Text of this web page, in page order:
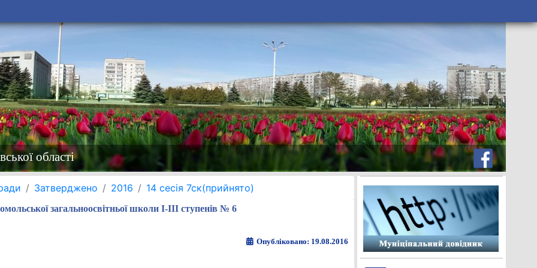
області
Затверджено 2016 14 сесія 7ск(прийнято)
загальноосвітньої школи І-ІІІ ступенів № 6
Опубліковано: 19.08.2016